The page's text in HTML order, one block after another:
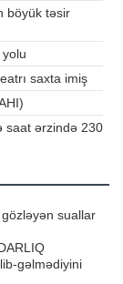
böyük təsir
saxta imiş
saat ərzində 230
suallar
gəlmədiyini